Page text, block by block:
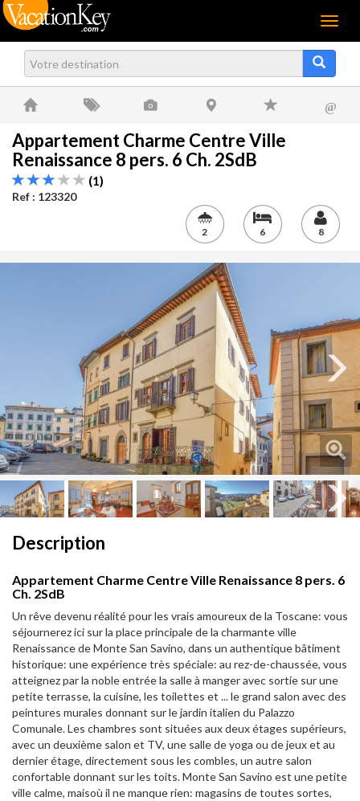
Menu
@
Appartement Charme Centre Ville
Renaissance 8 pers. 6 Ch. 2SdB
(1)
Ref : 123320
2 6 8
Next
Description
Appartement Charme Centre Ville Renaissance 8 pers. 6
Ch. 2SdB
Un rêve devenu réalité pour les vrais amoureux de la Toscane: vous
séjournerez ici sur la place principale de la charmante ville
Renaissance de Monte San Savino, dans un authentique bâtiment
historique: une expérience très spéciale: au rez-de-chaussée, vous
atteignez par la noble entrée la salle à manger avec sortie sur une
petite terrasse, la cuisine, les toilettes et ... le grand salon avec des
peintures murales donnant sur le jardin italien du Palazzo
Comunale. Les chambres sont situées aux deux étages supérieurs,
avec un deuxième salon et TV, une salle de yoga ou de jeux et au
dernier étage, directement sous les combles, un autre salon
confortable donnant sur les toits. Monte San Savino est une petite
ville calme, maisoù il ne manque rien: magasins de toutes sortes,